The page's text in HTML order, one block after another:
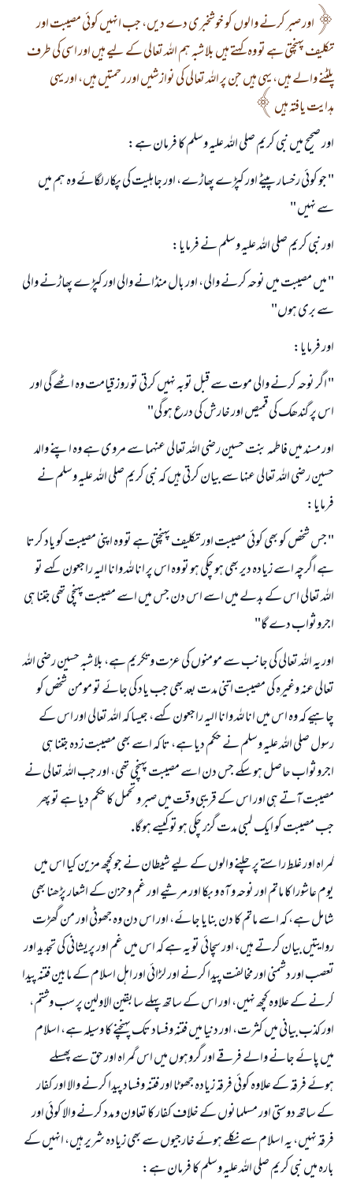
اور صبر كرنے والوں كو خوشخبرى دے ديں، جب انہيں كوئى مصيبت اور
تكليف پہنچتى ہے تو وہ كہتے ہيں بلا شبہ ہم اللہ تعالى كے ليے ہيں اور اسى كى طرف
پلٹنے والے ہيں، يہى ہيں جن پر اللہ تعالى كى نوازشيں اور رحمتيں ہيں، اور يہى
ہدايت يافتہ ہيں
اور صحيح ميں نبى كريم صلى اللہ عليہ وسلم كا فرمان ہے:
" جو كوئى رخسار پيٹے اور كپڑے پھاڑے، اور جاہليت كى پكار لگائے وہ ہم ميں
سے نہيں "
اور نبى كريم صلى اللہ عليہ وسلم نے فرمايا:
" ميں مصيبت ميں نوحہ كرنے والى، اور بال منڈانے والى اور كپڑے پھاڑنے والى
سے برى ہوں"
اور فرمايا:
" اگر نوحہ كرنے والى موت سے قبل توبہ نہيں كرتى تو روز قيامت وہ اٹھے گى اور
اس پر گندھك كى قميص اور خارش كى درع ہو گى"
اور مسند ميں فاطمہ بنت حسين رضى اللہ تعالى عنہما سے مروى ہے وہ اپنے والد
حسين رضى اللہ تعالى عنہا سے بيان كرتى ہيں كہ نبى كريم صلى اللہ عليہ وسلم نے
فرمايا:
" جس شخص كو بھى كوئى مصيبت اور تكليف پہنچتى ہے تو وہ اپنى مصيبت كو ياد كرتا
ہے اگرچہ اسے زيادہ دير بھى ہو چكى ہو تو وہ اس پر انا للہ وانا اليہ راجعون كہے تو
اللہ تعالى اس كے بدلے ميں اسے اس دن جس ميں اسے مصيبت پہنچى تھى جتنا ہى
اجروثواب دے گا"
اور يہ اللہ تعالى كى جانب سے مومنوں كى عزت و تكريم ہے، بلا شبہ حسين رضى اللہ
تعالى عنہ وغيرہ كى مصيبت اتنى مدت بعد بھى جب ياد كى جائے تو مومن شخص كو
چاہيے كہ وہ اس ميں انا للہ وانا اليہ راجعون كہے، جيسا كہ اللہ تعالى اور اس كے
رسول صلى اللہ عليہ وسلم نے حكم ديا ہے، تا كہ اسے بھى مصيبت زدہ جتنا ہى
اجروثواب حاصل ہو سكے جس دن اسے مصيبت پہنچى تھى، اور جب اللہ تعالى نے
مصيبت آتے ہى اور اس كے قريبى وقت ميں صبر و تحمل كا حكم ديا ہے تو پھر
جب مصيبت كو ايك لمبى مدت گزر چكى ہو تو كيسے ہوگا.
گمراہ اور غلط راستے پر چلنے والوں كے ليے شيطان نے جو كچھ مزين كيا اس ميں
يوم عاشورا كا ماتم اور نوحہ و آہ و بكا اور مرثيے اور غم وحزن كے اشعار پڑھنا بھى
شامل ہے، كہ اسے ماتم كا دن بنايا جائے، اور اس دن وہ جھوٹى اور من گھڑت
روايتيں بيان كرتے ہيں، اور سچائى تو يہ ہے كہ اس ميں غم اور پريشانى كى تجديد اور
تعصب اور دشمنى اور مخالفت پيدا كرنے اور لڑائى اور اہل اسلام كے مابين فتنہ پيدا
كرنے كے علاوہ كچھ نہيں، اور اس كے ساتھ پہلے سابقين الاولين پر سب وشتم،
اور كذب بيانى ميں كثرت، اور دنيا ميں فتنہ وفساد تك پہنچنے كا وسيلہ ہے، اسلام
ميں پائے جانے والے فرقے اور گروہوں ميں اس گمراہ اور حق سے پھسلے
ہوئے فرقہ كے علاوہ كوئى فرقہ زيادہ جھوٹا اور فتنہ وفساد پيدا كرنے والا اور كفار
كے ساتھ دوستى اور مسلمانوں كے خلاف كفار كا تعاون و مدد كرنے والا كوئى اور
فرقہ نہيں، يہ اسلام سے نكلے ہوئے خارجيوں سے بھى زيادہ شرير ہيں، انہيں كے
بارہ ميں نبى كريم صلى اللہ عليہ وسلم كا فرمان ہے:
جواب نمبر 110845 نے نکاح ٹوٹنے سے بچایا۔
امت مسلمہ کے واسطے جوابات پیش کرنے کے لیے ہماری مدد کریں
نیکی کی رہنمائی کرنے والے کو بھی نیکی کرنے والے کے برابر اجر ملتا ہے۔
ابھی تعاون کریں